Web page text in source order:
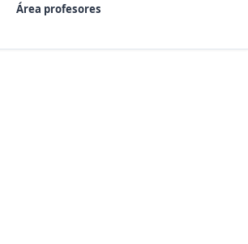
Área profesores